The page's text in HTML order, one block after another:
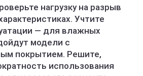
нагрузку на разрыв
Учтите
— для влажных
модели с
покрытием. Решите,
использования